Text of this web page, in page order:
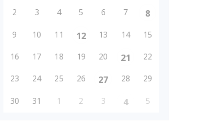
2 3 4 5 6 7 8
9 10 11 12 13 14 15
16 17 18 19 20 21 22
23 24 25 26 27 28 29
30 31 1 2 3 4 5